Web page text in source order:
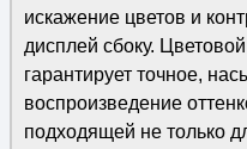
искажение цветов и
дисплей сбоку.
гарантирует точное,
воспроизведение
подходящей не только